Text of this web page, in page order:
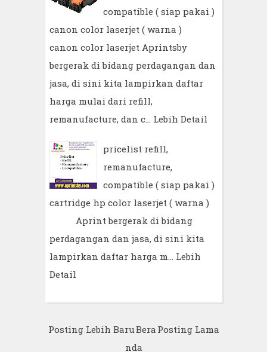
compatible ( siap pakai )
canon color laserjet ( warna )
canon color laserjet Aprintsby
bergerak di bidang perdagangan dan
jasa, di sini kita lampirkan daftar
harga mulai dari refill,
remanufacture, dan c…
Lebih Detail
pricelist refill,
remanufacture,
compatible ( siap pakai )
cartridge hp color laserjet ( warna )
Aprint bergerak di bidang
perdagangan dan jasa, di sini kita
lampirkan daftar harga m…
Lebih
Detail
Posting Lebih Baru Posting Lama
Bera
nda